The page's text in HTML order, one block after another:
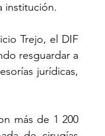
institución.
Trejo, el DIF
resguardar a
jurídicas,
más de 1 200